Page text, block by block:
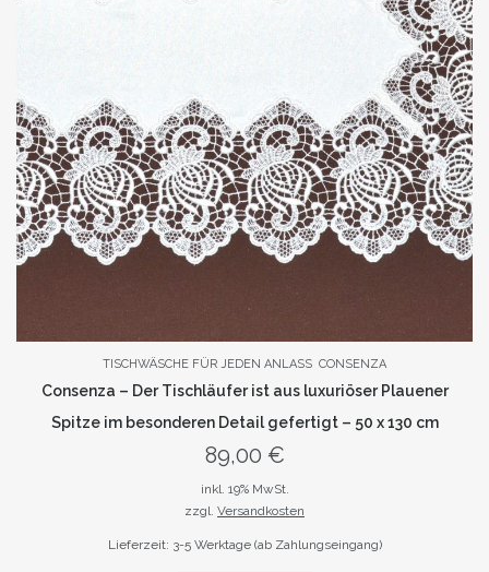
TISCHWÄSCHE FÜR JEDEN ANLASS CONSENZA
Consenza – Der Tischläufer ist aus luxuriöser Plauener
Spitze im besonderen Detail gefertigt – 50 x 130 cm
89,00 €
inkl. 19% MwSt.
zzgl. Versandkosten
Lieferzeit: 3-5 Werktage (ab Zahlungseingang)